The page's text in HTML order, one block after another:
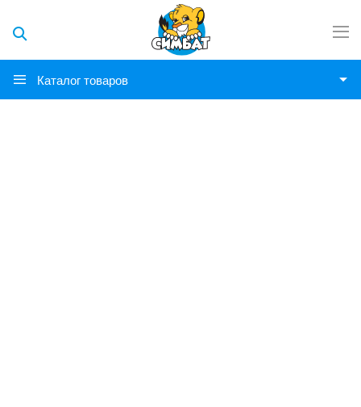
Каталог товаров